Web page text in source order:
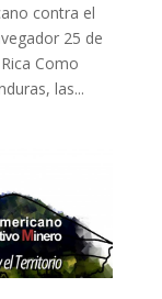
contra el
25 de
Como
las...